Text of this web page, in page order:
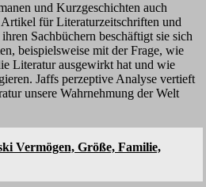
und Kurzgeschichten auch
Artikel für Literaturzeitschriften und
Sachbüchern beschäftigt sie sich
beispielsweise mit der Frage, wie
Literatur ausgewirkt hat und wie
Jaffs perzeptive Analyse vertieft
unsere Wahrnehmung der Welt
Vermögen, Größe, Familie,